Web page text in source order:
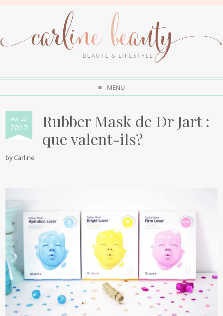
MENU
Avr 23
2017
Rubber Mask de Dr Jart :
que valent-ils?
byCarline